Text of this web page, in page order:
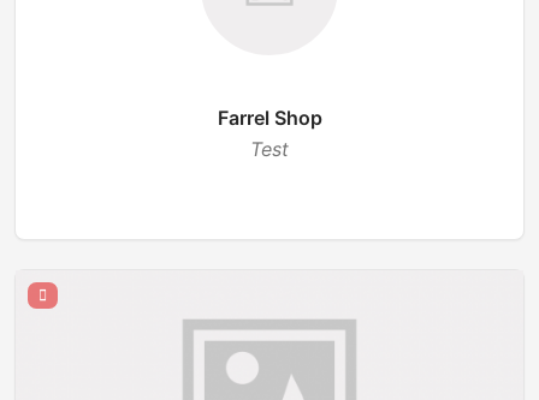
Farrel Shop
Test